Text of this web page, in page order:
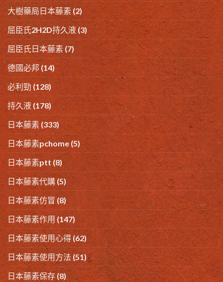
大樹藥局日本藤素(2)
屈臣氏2H2D持久液 (3)
屈臣氏日本藤素 (7)
德國必邦 (14)
必利勁 (128)
持久液 (178)
日本藤素 (333)
日本藤素pchome (5)
日本藤素ptt (8)
日本藤素代購 (5)
日本藤素仿冒 (8)
日本藤素作用 (147)
日本藤素使用心得 (62)
日本藤素使用方法(51)
日本藤素保存(8)